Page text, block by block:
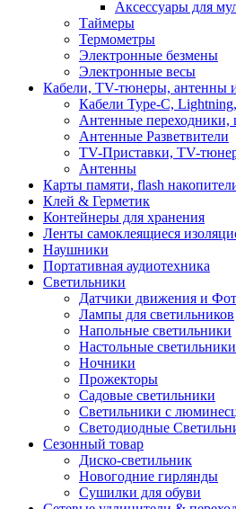
Аксессуары для
Таймеры
Термометры
Электронные безмены
Электронные весы
Кабели, TV-тюнеры, антенны
Кабели Type-C,
Антенные переходники,
Антенные Разветвители
TV-Приставки, TV-
Антенны
Карты памяти, flash
Клей & Герметик
Контейнеры для хранения
Ленты самоклеящиеся
Наушники
Портативная аудиотехника
Светильники
Датчики движения и
Лампы для светильников
Напольные светильники
Настольные светильники
Ночники
Прожекторы
Садовые светильники
Светильники с
Светодиодные
Сезонный товар
Диско-светильник
Новогодние гирлянды
Сушилки для обуви